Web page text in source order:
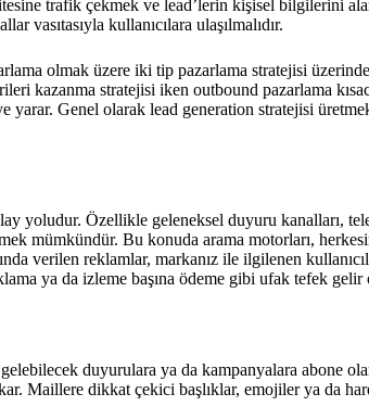
trafik çekmek ve lead’lerin kişisel bilgilerini
vasıtasıyla kullanıcılara ulaşılmalıdır.
olmak üzere iki tip pazarlama stratejisi
kazanma stratejisi iken outbound pazarlama
yarar. Genel olarak lead generation stratejisi
yoludur. Özellikle geleneksel duyuru kanalları,
mümkündür. Bu konuda arama motorları,
verilen reklamlar, markanız ile ilgilenen
ya da izleme başına ödeme gibi ufak tefek gelir
duyurulara ya da kampanyalara abone
Maillere dikkat çekici başlıklar, emojiler ya da